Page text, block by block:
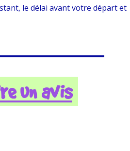
le délai avant votre départ et
un avis